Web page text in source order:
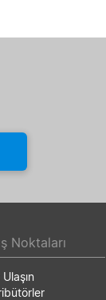
Noktaları